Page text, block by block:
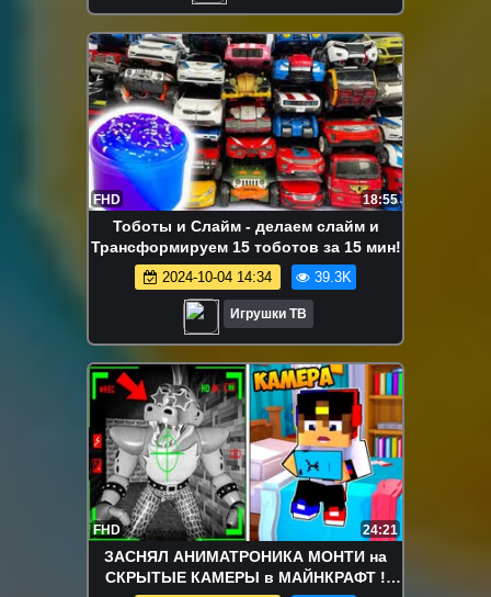
FHD 18:55
Тоботы и Слайм - делаем слайм и
Трансформируем 15 тоботов за 15 мин!
2024-10-04 14:34 39.3K
Игрушки ТВ
FHD 24:21
ЗАСНЯЛ АНИМАТРОНИКА МОНТИ на
СКРЫТЫЕ КАМЕРЫ в МАЙНКРАФТ !